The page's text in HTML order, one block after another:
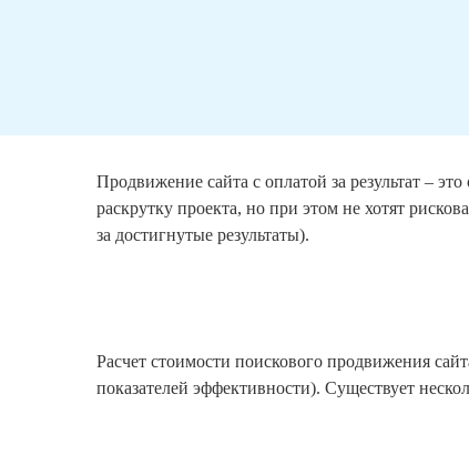
Продвижение сайта с оплатой за результат –
раскрутку проекта, но при этом не хотят
за достигнутые результаты).
Расчет стоимости поискового продвижения
показателей эффективности). Существует